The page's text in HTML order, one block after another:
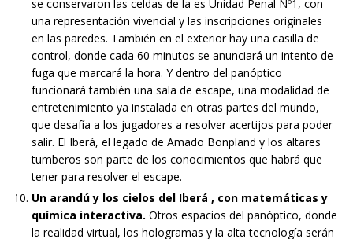
se conservaron las celdas de la es Unidad Penal Nº1, con
una representación vivencial y las inscripciones originales
en las paredes. También en el exterior hay una casilla de
control, donde cada 60 minutos se anunciará un intento de
fuga que marcará la hora. Y dentro del panóptico
funcionará también una sala de escape, una modalidad de
entretenimiento ya instalada en otras partes del mundo,
que desafía a los jugadores a resolver acertijos para poder
salir. El Iberá, el legado de Amado Bonpland y los altares
tumberos son parte de los conocimientos que habrá que
tener para resolver el escape.
Un arandú y los cielos del Iberá , con matemáticas y
química interactiva. Otros espacios del panóptico, donde
la realidad virtual, los hologramas y la alta tecnología serán